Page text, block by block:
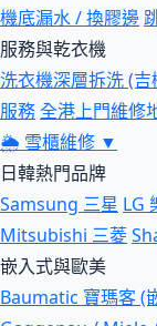
機底漏水 / 換膠邊
服務與乾衣機
洗衣機深層拆洗 (吉
服務全港上門維修
🌦 雪櫃維修 ▼
日韓熱門品牌
Samsung 三星 LG
Mitsubishi 三菱
嵌入式與歐美
Baumatic 寶瑪客 (